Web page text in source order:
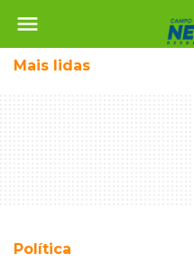
menu
Mais lidas
Política